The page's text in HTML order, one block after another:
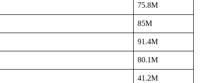
75.8M
85M
91.4M
80.1M
41.2M